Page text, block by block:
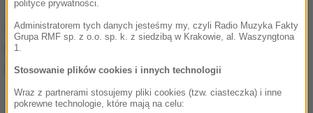
W razie wypadku można wezwać GOPR dzwoniąc
pod bezpłatny numer telefonu alarmowego:
601 100 300.
polityce prywatności.
Administratorem tych danych jesteśmy my, czyli Radio Muzyka Fakty
Grupa RMF sp. z o.o. sp. k. z siedzibą w Krakowie, al. Waszyngtona
1.
Stosowanie plików cookies i innych technologii
Wraz z partnerami stosujemy pliki cookies (tzw. ciasteczka) i inne
pokrewne technologie, które mają na celu: